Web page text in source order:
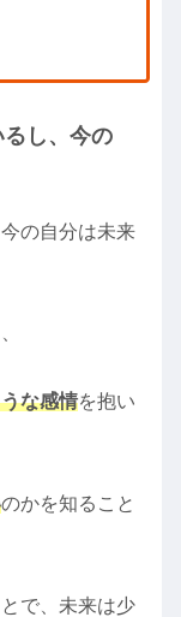
し、今の
の自分は未来
な感情を抱い
のかを知ること
で、未来は少